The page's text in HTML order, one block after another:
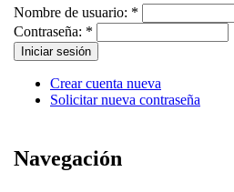
Nombre de usuario: *
Contraseña: *
Crear cuenta nueva
Solicitar nueva contraseña
Navegación